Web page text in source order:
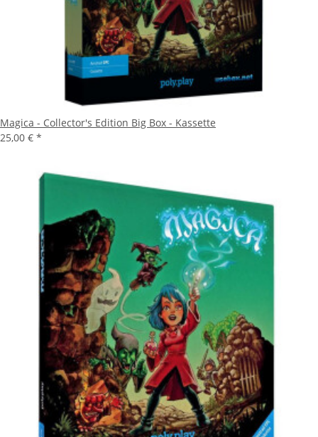
Magica - Collector's Edition Big Box - Kassette
25,00 € *